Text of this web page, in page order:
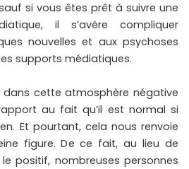
si vous êtes prêt à suivre une
il s’avère compliquer
nouvelles et aux psychoses
supports médiatiques.
dans cette atmosphère négative
au fait qu’il est normal si
Et pourtant, cela nous renvoie
figure. De ce fait, au lieu de
positif, nombreuses personnes